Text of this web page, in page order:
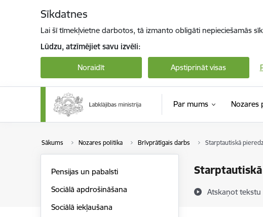
Sīkdatnes
Lai šī tīmekļvietne darbotos, tā izmanto obligāti nepieciešamās
Lūdzu, atzīmējiet savu izvēli:
Noraidīt Apstiprināt visas
Par mums Nozares
Sākums Nozares politika Brīvprātīgais darbs Starptautiskā
Atskaņot tekstu
Pensijas un pabalsti
Sociālā apdrošināšana
Sociālā iekļaušana